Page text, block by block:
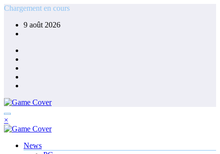
Aller
contenu
Chargement en cours
9 août 2026
×
News